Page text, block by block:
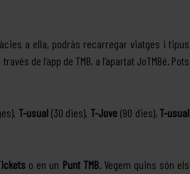
a ella, podràs recarregar viatges i tipus
de l’app de TMB, a l’apartat JoTMBé. Pots
T-usual(30 dies), T-Jove (90 dies), T-usual
o en un Punt TMB. Vegem quins són els